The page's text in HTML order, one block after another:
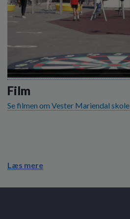
Film
Se filmen om Vester Mariendal skole
Læs mere